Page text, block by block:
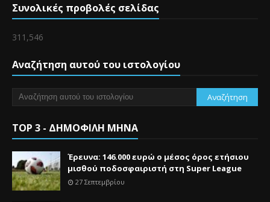
Συνολικές προβολές σελίδας
311,546
Αναζήτηση αυτού του ιστολογίου
TOP 3 - ΔΗΜΟΦΙΛΗ ΜΗΝΑ
Έρευνα: 146.000 ευρώ ο μέσος όρος ετήσιου
μισθού ποδοσφαιριστή στη Super League
27 Σεπτεμβρίου